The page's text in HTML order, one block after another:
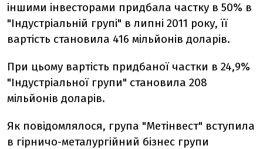
іншими інвесторами придбала частку в 50% в
"Індустріальній групі" в липні 2011 року, її
вартість становила 416 мільйонів доларів.
При цьому вартість придбаної частки в 24,9%
"Індустріальної групи" становила 208
мільйонів доларів.
Як повідомлялося, група "Метінвест" вступила
в гірничо-металургійний бізнес групи